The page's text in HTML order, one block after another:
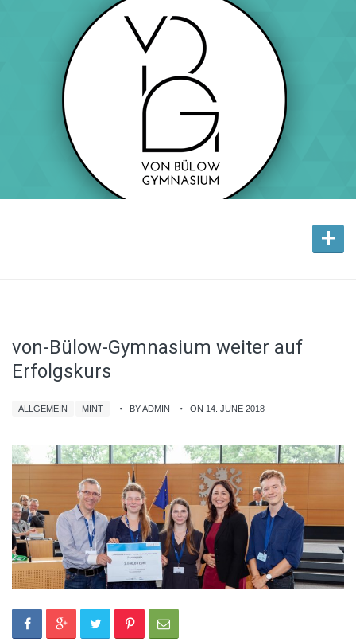
+
von-Bülow-Gymnasium weiter auf
Erfolgskurs
ALLGEMEIN MINT BY ADMIN ON 14. JUNE 2018